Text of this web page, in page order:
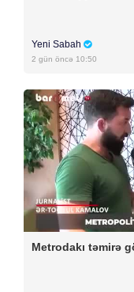
Yeni Sabah
2 gün öncə 10:50
Metrodakı təmirə